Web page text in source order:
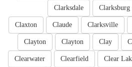
Clarksburg
Clarksdale
Clarksville
Claude
Claxton
Clay
Clayton
Clayton
Clear
Clearfield
Clearwater